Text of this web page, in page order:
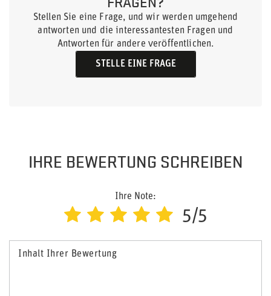
Stellen Sie eine Frage, und wir werden umgehend
antworten und die interessantesten Fragen und
Antworten für andere veröffentlichen.
STELLE EINE FRAGE
IHRE BEWERTUNG SCHREIBEN
Ihre Note:
5/5
Inhalt Ihrer Bewertung